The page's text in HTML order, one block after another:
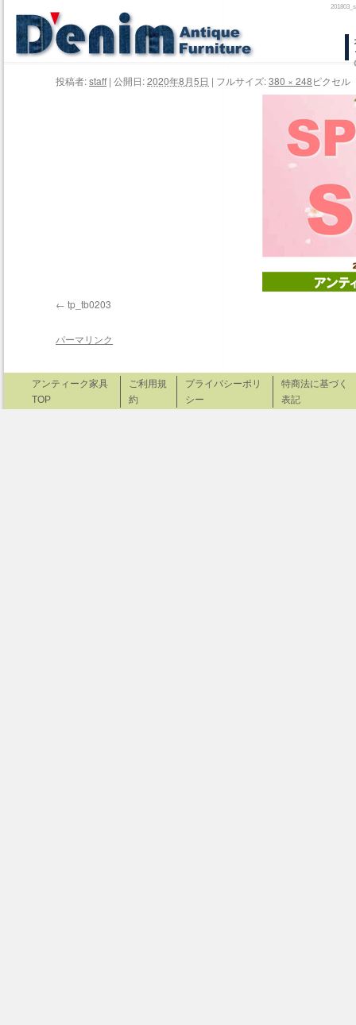
テ
ン
ツ
ス
キ
投稿者:staff | 公開日:2020年8月5日 | フルサイズ:380 × 248ピクセル
tp_tb0203
パーマリンク
アンティーク家具
TOP
ご利用規
約
プライバシーポリ
シー
特商法に基づく
表記